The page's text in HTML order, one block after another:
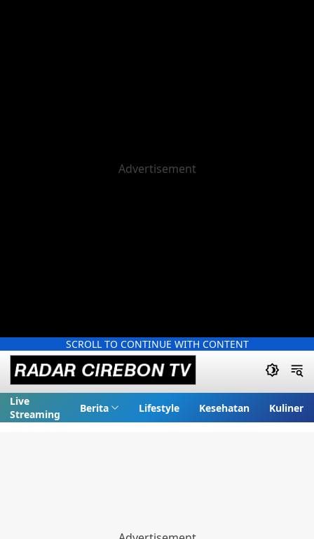
SCROLL TO CONTINUE WITH CONTENT
Live
Streaming
Berita Lifestyle Kesehatan Kuliner